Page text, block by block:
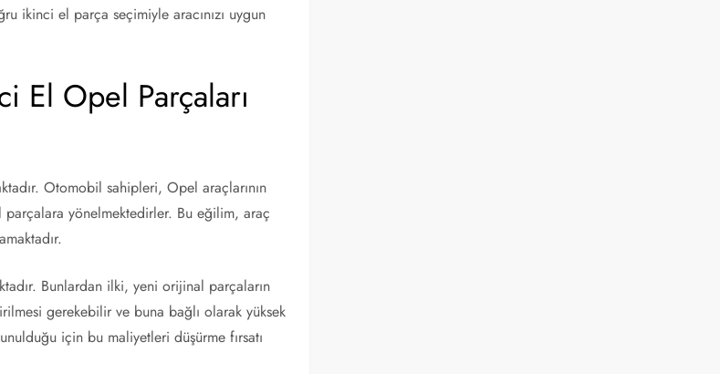
ikinci el parça seçimiyle aracınızı uygun
El Opel Parçaları
Otomobil sahipleri, Opel araçlarının
parçalara yönelmektedirler. Bu eğilim, araç
Bunlardan ilki, yeni orijinal parçaların
gerekebilir ve buna bağlı olarak yüksek
için bu maliyetleri düşürme fırsatı